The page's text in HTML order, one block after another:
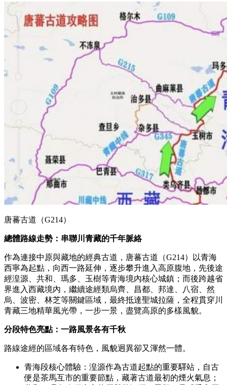
唐蕃古道（G214）
總體路線走勢：串聯川青藏的千年脈絡
作為連接中原與藏地的經典古道，唐蕃古道（G214）以青海
西寧為起點，向西一路延伸，逐步攀升進入高原腹地，先後途
經湟源、共和、瑪多、玉樹等青海境內核心城鎮；而後跨越省
界進入西藏境內，繼續途經類烏齊、昌都、邦達、八宿、然
烏、波密、林芝等關鍵區域，最終抵達聖城拉薩，全程貫穿川
青藏三地精華風光帶，一步一景，盡覽高原的多樣風貌。
分段特色亮點：一路風景各有千秋
路線途經的區域各有特色，風貌迥異卻又渾然一體。
青海段核心體驗：湟源作為古道起點的重要驛站，自古
便是茶馬互市的重要節點，藏著古道最初的煙火氣息；